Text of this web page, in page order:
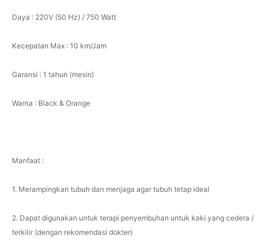
Daya : 220V (50 Hz) / 750 Watt
Kecepatan Max : 10 km/Jam
Garansi : 1 tahun (mesin)
Warna : Black & Orange
Manfaat :
1. Merampingkan tubuh dan menjaga agar tubuh tetap ideal
2. Dapat digunakan untuk terapi penyembuhan untuk kaki yang cedera /
terkilir (dengan rekomendasi dokter)